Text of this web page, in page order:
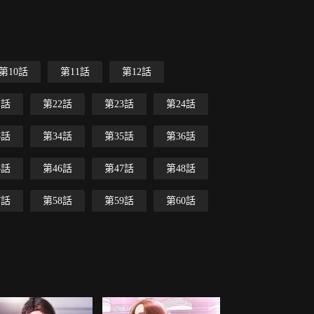
10話 第11話 第12話
第22話 第23話 第24話
第34話 第35話 第36話
第46話 第47話 第48話
第58話 第59話 第60話